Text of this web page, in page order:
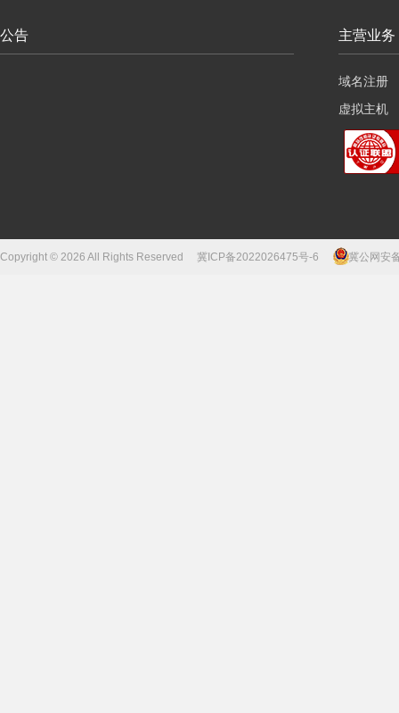
公告 主营业务
域名注册
虚拟主机
云服务器
Copyright © 2026 All Rights Reserved 冀ICP备2022026475号-6 冀公网安备